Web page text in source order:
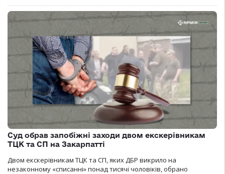
Суд обрав запобіжні заходи двом екскерівникам
ТЦК та СП на Закарпатті
Двом екскерівникам ТЦК та СП, яких ДБР викрило на
незаконному «списанні» понад тисячі чоловіків, обрано